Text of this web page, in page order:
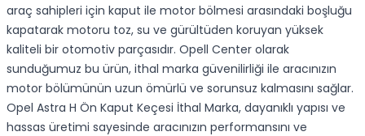
araç sahipleri için kaput ile motor bölmesi arasındaki boşluğu
kapatarak motoru toz, su ve gürültüden koruyan yüksek
kaliteli bir otomotiv parçasıdır. Opell Center olarak
sunduğumuz bu ürün, ithal marka güvenilirliği ile aracınızın
motor bölümünün uzun ömürlü ve sorunsuz kalmasını sağlar.
Opel Astra H Ön Kaput Keçesi İthal Marka, dayanıklı yapısı ve
hassas üretimi sayesinde aracınızın performansını ve